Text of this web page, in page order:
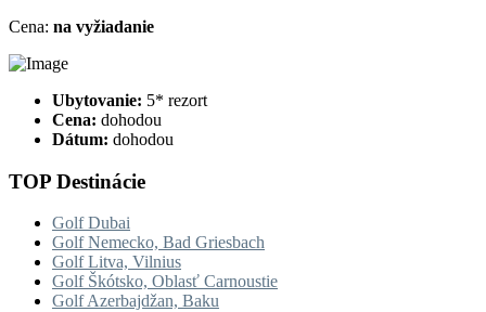
Cena: na vyžiadanie
Ubytovanie: 5* rezort
Cena: dohodou
Dátum: dohodou
TOP Destinácie
Golf Dubai
Golf Nemecko, Bad Griesbach
Golf Litva, Vilnius
Golf Škótsko, Oblasť Carnoustie
Golf Azerbajdžan, Baku